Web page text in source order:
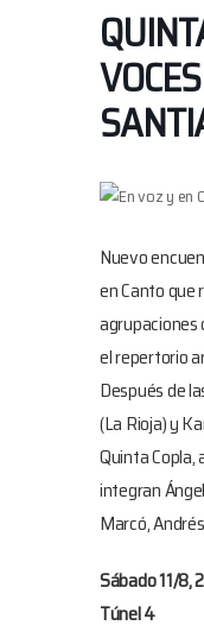
VOCES
Nuevo
en Canto
el repertorio
Después de
(La Rioja) y
Quinta
integran
Marcó,
Sábado 11/8,
Túnel 4